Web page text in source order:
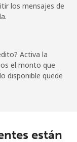
por
por
-
los mensajes de
Activa la
el monto que
disponible quede
están